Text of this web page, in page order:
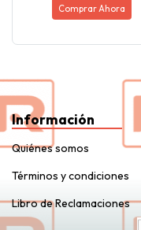
Comprar Ahora
Información
Quiénes somos
Términos y condiciones
Libro de Reclamaciones